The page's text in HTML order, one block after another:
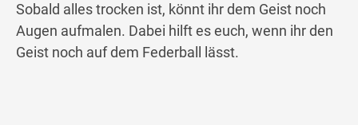
Sobald alles trocken ist, könnt ihr dem Geist noch
Augen aufmalen. Dabei hilft es euch, wenn ihr den
Geist noch auf dem Federball lässt.